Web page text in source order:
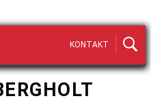
KONTAKT